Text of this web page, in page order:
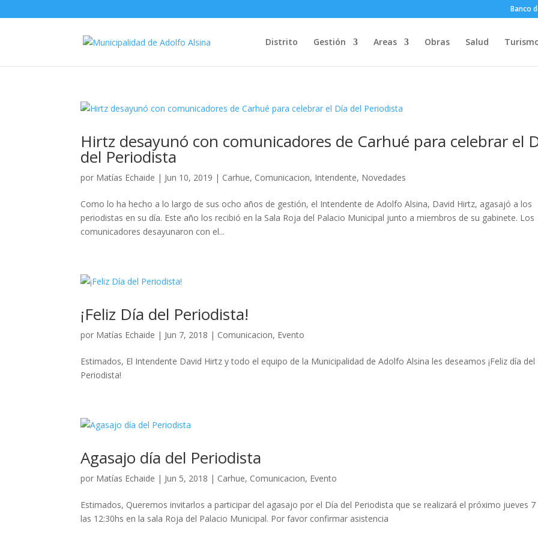
Banco
Distrito Gestión Areas Obras Salud
Hirtz desayunó con comunicadores de Carhué para celebrar el
del Periodista
por Matías Echaide | Jun 10, 2019 | Carhue, Comunicacion, Intendente, Novedades
Como lo ha hecho a lo largo de sus ocho años de gestión, el Intendente de Adolfo Alsina, David Hirtz, agasajó a los
periodistas en su día. Este año los recibió en la Sala Roja del Palacio Municipal junto a miembros de su gabinete. Los
comunicadores desayunaron con el...
¡Feliz Día del Periodista!
por Matías Echaide | Jun 7, 2018 | Comunicacion, Evento
Estimados, El Intendente David Hirtz y todo el equipo de la Municipalidad de Adolfo Alsina les deseamos ¡Feliz día del
Periodista!
Agasajo día del Periodista
por Matías Echaide | Jun 5, 2018 | Carhue, Comunicacion, Evento
Estimados, Queremos invitarlos a participar del agasajo por el Día del Periodista que se realizará el próximo jueves 7
las 12:30hs en la sala Roja del Palacio Municipal. Por favor confirmar asistencia